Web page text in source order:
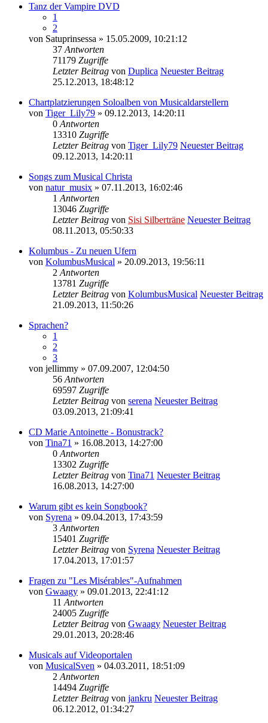
Tanz der Vampire DVD
1
2
von Satuprinsessa » 15.05.2009, 10:21:12
37 Antworten
71179 Zugriffe
Letzter Beitrag von Duplica Neuester Beitrag
25.12.2013, 18:48:12
Chartplatzierungen Soloalben von Musicaldarstellern
von Tiger_Lily79 » 09.12.2013, 14:20:11
0 Antworten
13310 Zugriffe
Letzter Beitrag von Tiger_Lily79 Neuester Beitrag
09.12.2013, 14:20:11
Songs zum Musical Christa
von natur_musix » 07.11.2013, 16:02:46
1 Antworten
13046 Zugriffe
Letzter Beitrag von Sisi Silberträne Neuester Beitrag
08.11.2013, 05:50:33
Kolumbus - Zu neuen Ufern
von KolumbusMusical » 20.09.2013, 19:56:11
2 Antworten
13781 Zugriffe
Letzter Beitrag von KolumbusMusical Neuester Beitrag
21.09.2013, 11:50:26
Sprachen?
1
2
3
von jellimmy » 07.09.2007, 12:04:50
56 Antworten
69597 Zugriffe
Letzter Beitrag von serena Neuester Beitrag
03.09.2013, 21:09:41
CD Marie Antoinette - Bonustrack?
von Tina71 » 16.08.2013, 14:27:00
0 Antworten
13302 Zugriffe
Letzter Beitrag von Tina71 Neuester Beitrag
16.08.2013, 14:27:00
Warum gibt es kein Songbook?
von Syrena » 09.04.2013, 17:43:59
3 Antworten
15401 Zugriffe
Letzter Beitrag von Syrena Neuester Beitrag
17.04.2013, 17:01:57
Fragen zu "Les Misérables"-Aufnahmen
von Gwaagy » 09.01.2013, 22:41:12
11 Antworten
24005 Zugriffe
Letzter Beitrag von Gwaagy Neuester Beitrag
29.01.2013, 20:28:46
Musicals auf Videoportalen
von MusicalSven » 04.03.2011, 18:51:09
2 Antworten
14494 Zugriffe
Letzter Beitrag von jankru Neuester Beitrag
06.12.2012, 01:34:27